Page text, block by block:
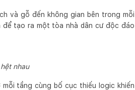
và gỗ đến không gian bên trong mỗi
để tạo ra một tòa nhà dân cư độc đáo
nhau
tầng cùng bố cục thiếu logic khiến